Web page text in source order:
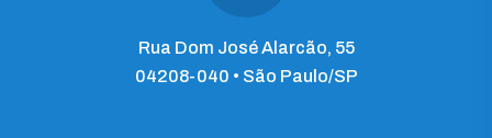
Rua Dom José Alarcão, 55
04208-040 • São Paulo/SP